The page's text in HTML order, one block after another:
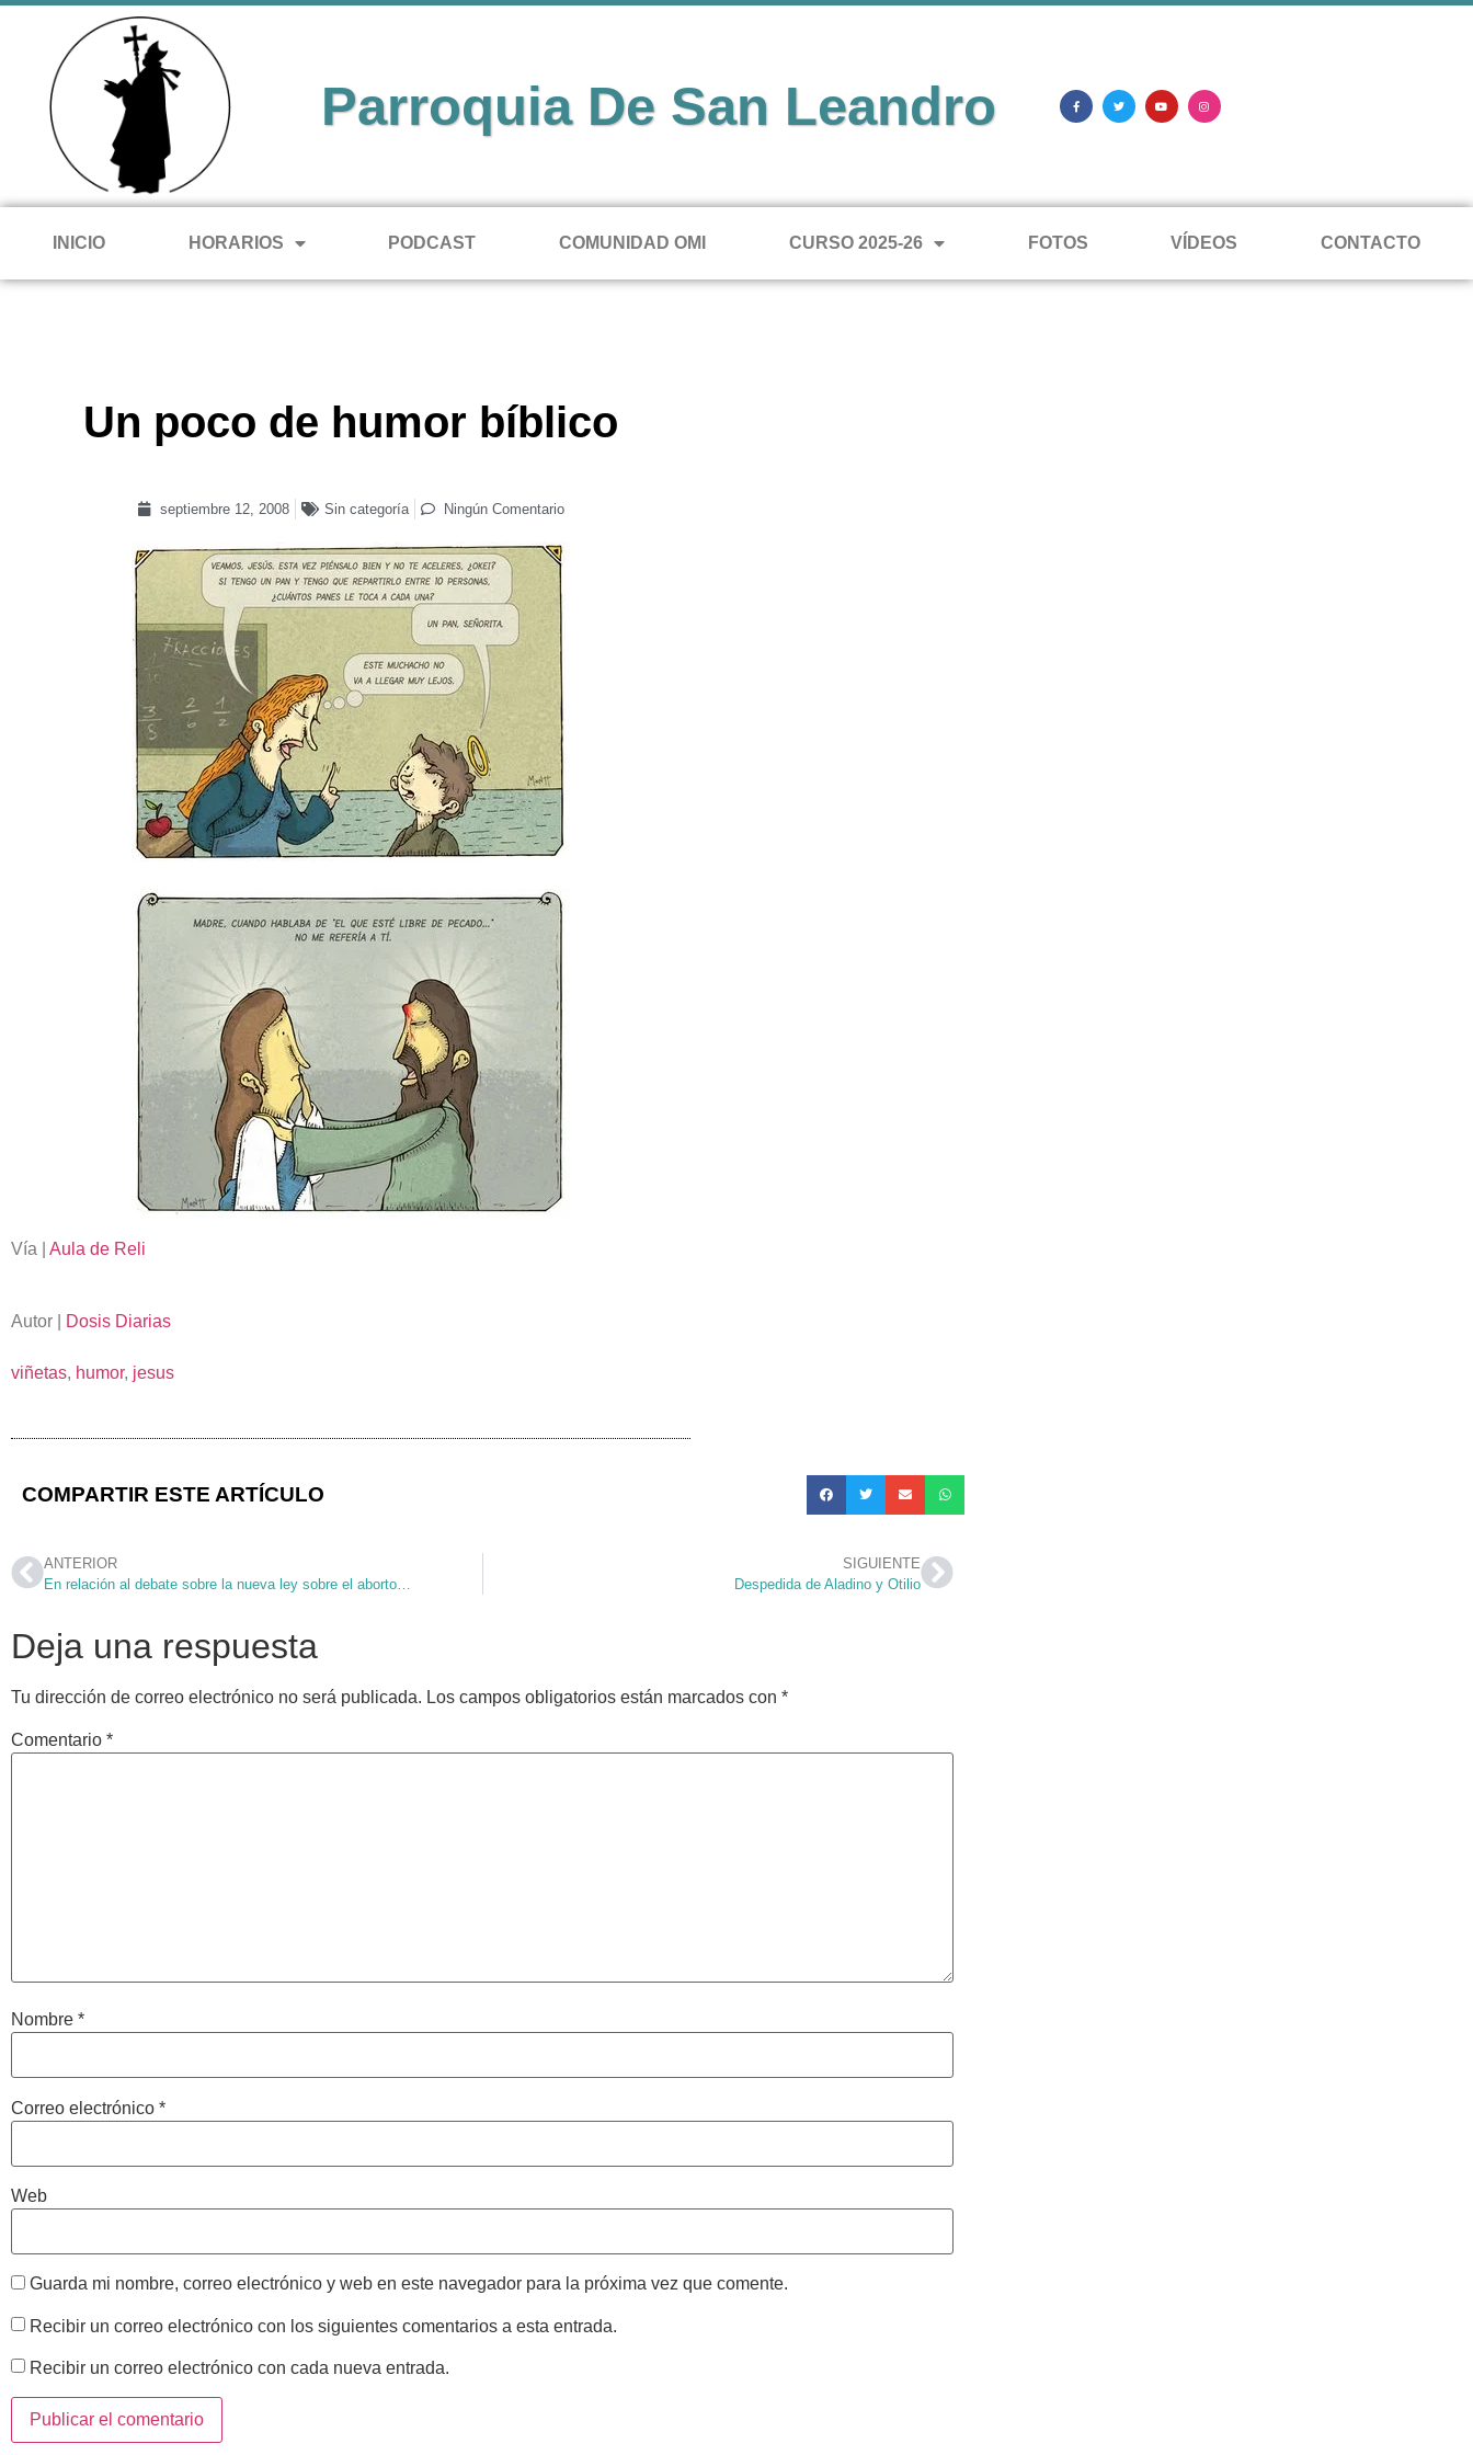
Parroquia De San Leandro
INICIO HORARIOS PODCAST COMUNIDAD OMI CURSO 2025-26 FOTOS VÍDEOS CONTACTO
Un poco de humor bíblico
septiembre 12, 2008 Sin categoría Ningún Comentario
Vía | Aula de Reli
Autor | Dosis Diarias
viñetas, humor, jesus
COMPARTIR ESTE ARTÍCULO
ANTERIOR
En relación al debate sobre la nueva ley sobre el aborto…
SIGUIENTE
Despedida de Aladino y Otilio
Deja una respuesta
Tu dirección de correo electrónico no será publicada. Los campos obligatorios están marcados con *
Comentario *
Nombre *
Correo electrónico *
Web
Guarda mi nombre, correo electrónico y web en este navegador para la próxima vez que comente.
Recibir un correo electrónico con los siguientes comentarios a esta entrada.
Recibir un correo electrónico con cada nueva entrada.